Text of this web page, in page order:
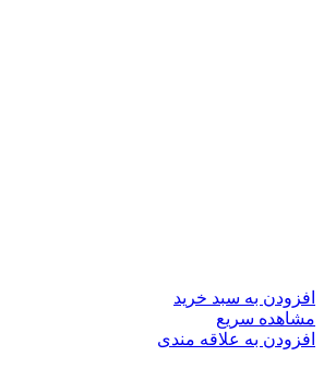
افزودن به سبد خرید
مشاهده سریع
افزودن به علاقه مندی